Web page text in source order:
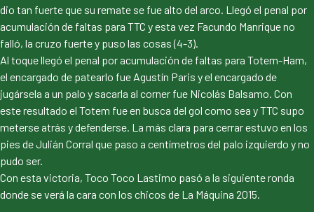
dio tan fuerte que su remate se fue alto del arco. Llegó el penal por
acumulación de faltas para TTC y esta vez Facundo Manrique no
falló, la cruzo fuerte y puso las cosas (4-3).
Al toque llegó el penal por acumulación de faltas para Totem-Ham,
el encargado de patearlo fue Agustín Paris y el encargado de
jugársela a un palo y sacarla al corner fue Nicolás Balsamo. Con
este resultado el Totem fue en busca del gol como sea y TTC supo
meterse atrás y defenderse. La más clara para cerrar estuvo en los
pies de Julián Corral que paso a centímetros del palo izquierdo y no
pudo ser.
Con esta victoria, Toco Toco Lastimo pasó a la siguiente ronda
donde se verá la cara con los chicos de La Máquina 2015.